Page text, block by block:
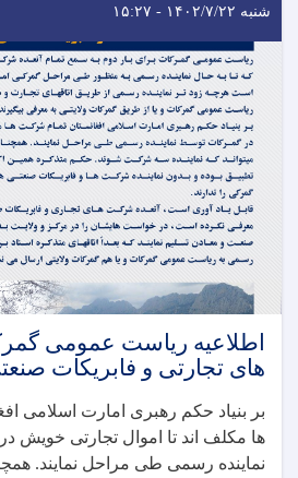
شنبه ۱۴۰۲/۷/۲۲ - ۱۵:۲۷
اطلاعیه ریاست عمومی
های تجارتی و فابریکات
بر بنیاد حکم رهبری امارت اسلامی
ها مکلف اند تا اموال تجارتی خویش
نماینده رسمی طی مراحل نمایند.